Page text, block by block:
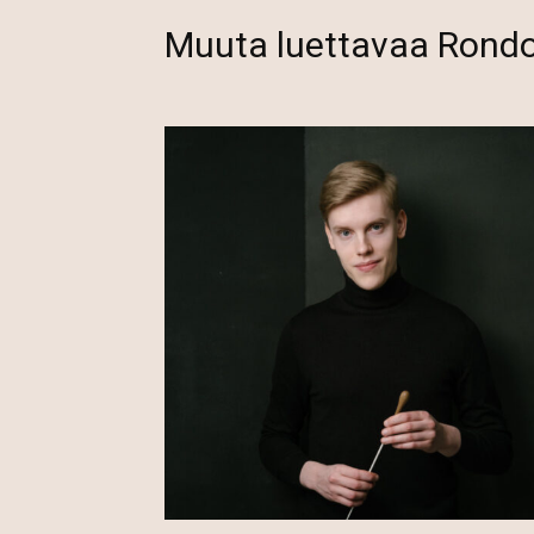
Muuta luettavaa